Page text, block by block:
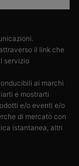
il link che
servizio
ai marchi
e mostrarti
e/o eventi e/o
di mercato con
istantanea, altri